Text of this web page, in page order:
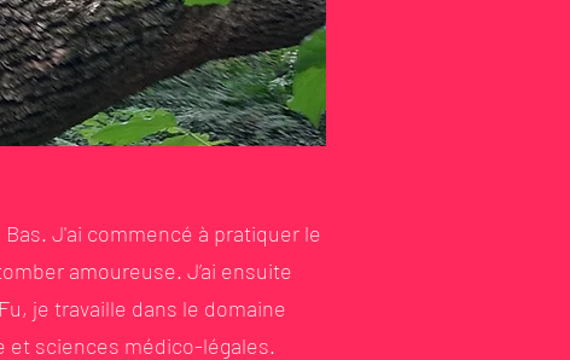
J'ai commencé à pratiquer le
amoureuse. J’ai ensuite
je travaille dans le domaine
et sciences médico-légales.